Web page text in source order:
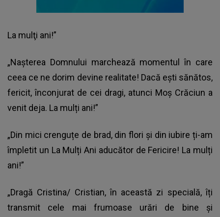
La mulţi ani!”
„Nașterea Domnului marchează momentul în care
ceea ce ne dorim devine realitate! Dacă eşti sănătos,
fericit, înconjurat de cei dragi, atunci Moş Crăciun a
venit deja. La mulți ani!”
„Din mici crenguțe de brad, din flori și din iubire ți-am
împletit un La Mulți Ani aducător de Fericire! La mulți
ani!”
„Dragă Cristina/ Cristian, în această zi specială, îți
transmit cele mai frumoase urări de bine și